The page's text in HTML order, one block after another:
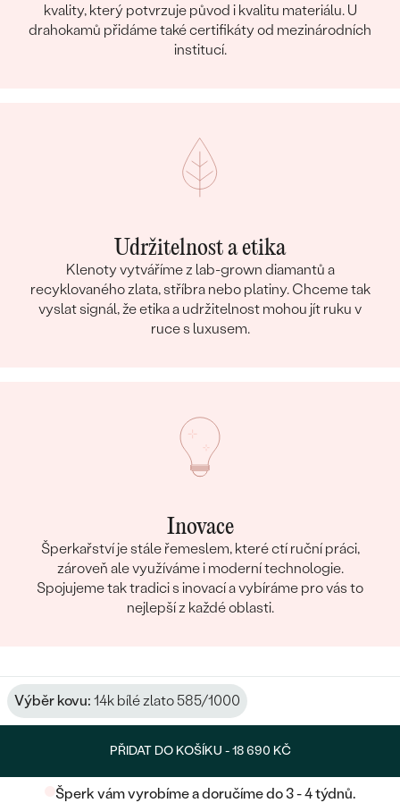
kvality, který potvrzuje původ i kvalitu materiálu. U
drahokamů přidáme také certifikáty od mezinárodních
institucí.
Udržitelnost a etika
Klenoty vytváříme z lab-grown diamantů a
recyklovaného zlata, stříbra nebo platiny. Chceme tak
vyslat signál, že etika a udržitelnost mohou jít ruku v
ruce s luxusem.
Inovace
Šperkařství je stále řemeslem, které ctí ruční práci,
zároveň ale využíváme i moderní technologie.
Spojujeme tak tradici s inovací a vybíráme pro vás to
nejlepší z každé oblasti.
Výběr kovu: 14k bílé zlato 585/1000
PŘIDAT DO KOŠÍKU -18 690 KČ
Šperk vám vyrobíme a doručíme do 3 - 4 týdnů.